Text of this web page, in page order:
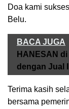
Doa kami
Belu.
BACA JUGA
HANESAN
dengan Jual
Terima kasih
bersama